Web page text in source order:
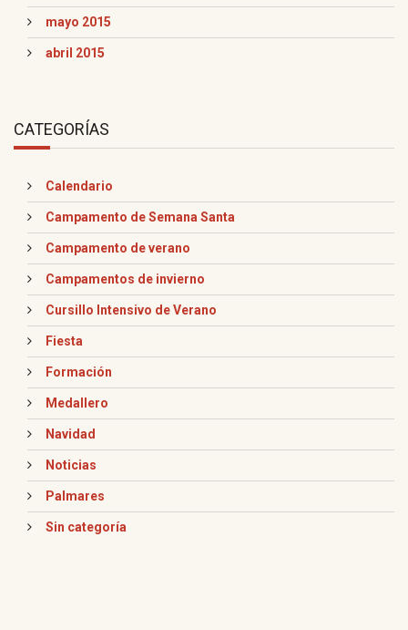
mayo 2015
abril 2015
CATEGORÍAS
Calendario
Campamento de Semana Santa
Campamento de verano
Campamentos de invierno
Cursillo Intensivo de Verano
Fiesta
Formación
Medallero
Navidad
Noticias
Palmares
Sin categoría